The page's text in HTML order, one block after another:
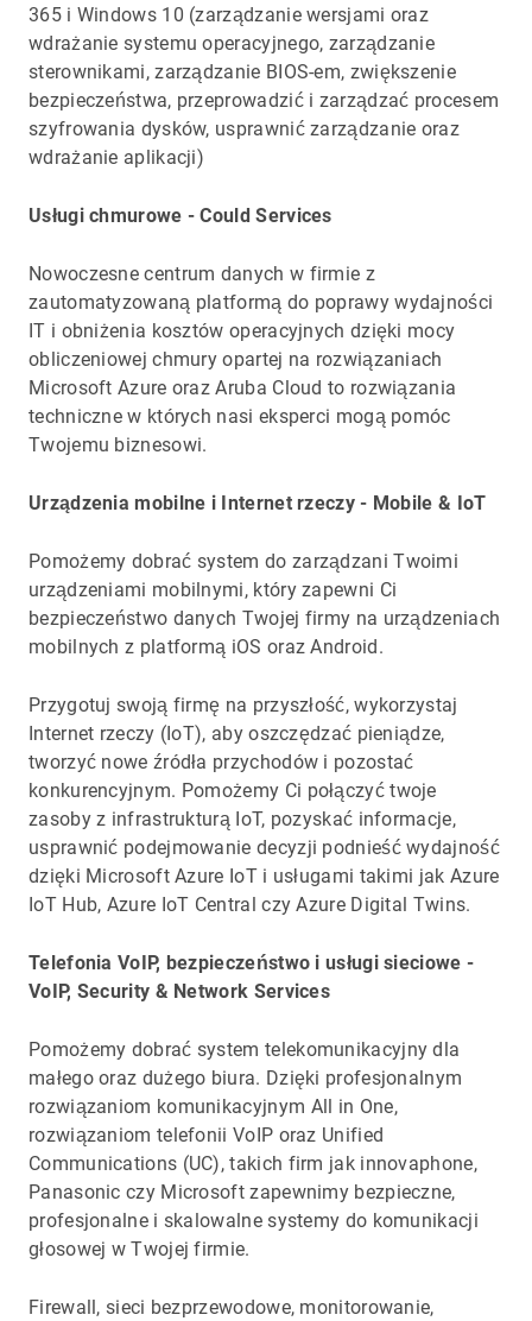
365 i Windows 10 (zarządzanie wersjami oraz
wdrażanie systemu operacyjnego, zarządzanie
sterownikami, zarządzanie BIOS-em, zwiększenie
bezpieczeństwa, przeprowadzić i zarządzać procesem
szyfrowania dysków, usprawnić zarządzanie oraz
wdrażanie aplikacji)
Usługi chmurowe - Could Services
Nowoczesne centrum danych w firmie z
zautomatyzowaną platformą do poprawy wydajności
IT i obniżenia kosztów operacyjnych dzięki mocy
obliczeniowej chmury opartej na rozwiązaniach
Microsoft Azure oraz Aruba Cloud to rozwiązania
techniczne w których nasi eksperci mogą pomóc
Twojemu biznesowi.
Urządzenia mobilne i Internet rzeczy - Mobile & IoT
Pomożemy dobrać system do zarządzani Twoimi
urządzeniami mobilnymi, który zapewni Ci
bezpieczeństwo danych Twojej firmy na urządzeniach
mobilnych z platformą iOS oraz Android.
Przygotuj swoją firmę na przyszłość, wykorzystaj
Internet rzeczy (IoT), aby oszczędzać pieniądze,
tworzyć nowe źródła przychodów i pozostać
konkurencyjnym. Pomożemy Ci połączyć twoje
zasoby z infrastrukturą IoT, pozyskać informacje,
usprawnić podejmowanie decyzji podnieść wydajność
dzięki Microsoft Azure IoT i usługami takimi jak Azure
IoT Hub, Azure IoT Central czy Azure Digital Twins.
Telefonia VoIP, bezpieczeństwo i usługi sieciowe -
VoIP, Security & Network Services
Pomożemy dobrać system telekomunikacyjny dla
małego oraz dużego biura. Dzięki profesjonalnym
rozwiązaniom komunikacyjnym All in One,
rozwiązaniom telefonii VoIP oraz Unified
Communications (UC), takich firm jak innovaphone,
Panasonic czy Microsoft zapewnimy bezpieczne,
profesjonalne i skalowalne systemy do komunikacji
głosowej w Twojej firmie.
Firewall, sieci bezprzewodowe, monitorowanie,